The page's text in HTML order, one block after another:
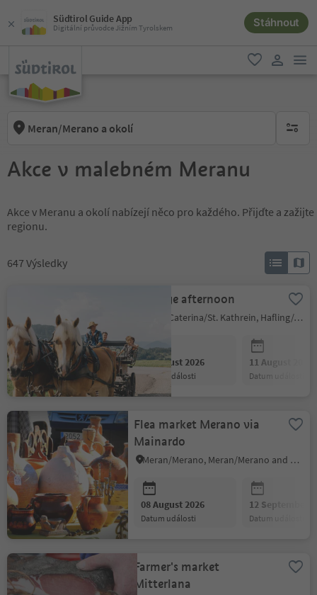
Südtirol Guide App
Digitální průvodce Jižním Tyrolskem Stáhnout
oblíbené
Meran/Merano a okolí brak
Akce v malebném Meranu
Akce v Meranu a okolí nabízejí něco pro každého. Přijďte a
regionu.
647 Výsledky
Carriage afternoon
Santa Caterina/St. Kathrein, Hafling/Avelengo, Meran/Merano and environs
08 August 2026
datum události
11 August 2026
datum události
Flea market Merano via
Mainardo
Meran/Merano, Meran/Merano and environs
08 August 2026
datum události
12 September
datum události
Farmer's market
Mitterlana